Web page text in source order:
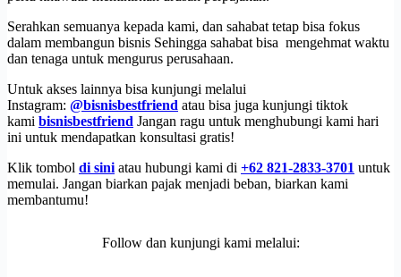
Serahkan semuanya kepada kami, dan sahabat tetap bisa fokus
dalam membangun bisnis Sehingga sahabat bisa mengehmat waktu
dan tenaga untuk mengurus perusahaan.
Untuk akses lainnya bisa kunjungi melalui
Instagram: @bisnisbestfriend atau bisa juga kunjungi tiktok
kami bisnisbestfriend Jangan ragu untuk menghubungi kami hari
ini untuk mendapatkan konsultasi gratis!
Klik tombol di sini atau hubungi kami di +62 821-2833-3701 untuk
memulai. Jangan biarkan pajak menjadi beban, biarkan kami
membantumu!
Follow dan kunjungi kami melalui: